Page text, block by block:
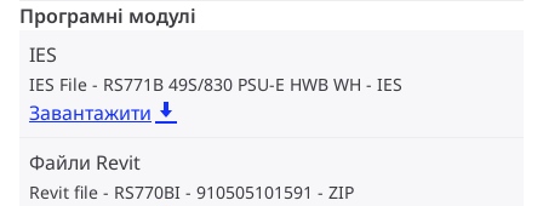
Програмні модулі
IES
IES File - RS771B 49S/830 PSU-E HWB WH IES
Завантажити
Файли Revit
Revit file - RS770BI - 910505101591 ZIP